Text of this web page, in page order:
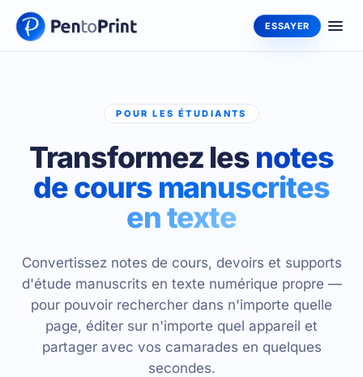
ESSAYER
POUR LES ÉTUDIANTS
Transformez les notes
de cours manuscrites
en texte
Convertissez notes de cours, devoirs et supports
d'étude manuscrits en texte numérique propre —
pour pouvoir rechercher dans n'importe quelle
page, éditer sur n'importe quel appareil et
partager avec vos camarades en quelques
secondes.